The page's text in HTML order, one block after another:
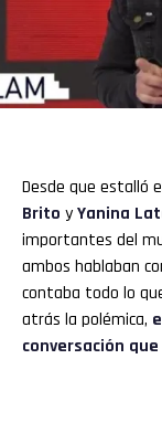
Desde que estalló
Brito yYanina
importantes del
ambos hablaban
contaba todo lo
atrás la polémica,
conversación